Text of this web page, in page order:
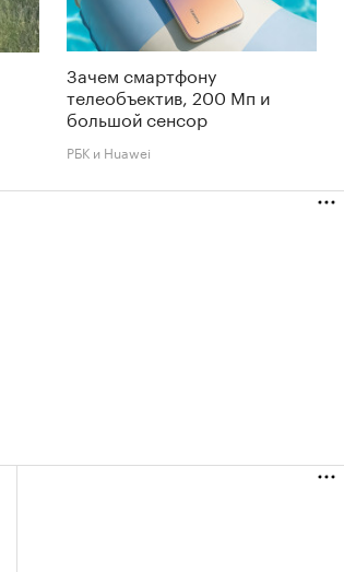
Зачем смартфону
телеобъектив, 200 Мп и
большой сенсор
РБК и Huawei